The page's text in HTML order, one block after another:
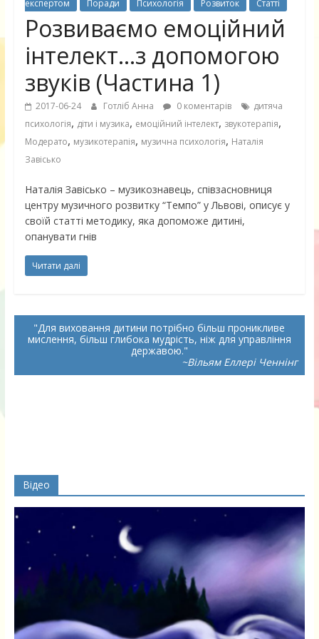
експертом
Поради Психологія Розвиток Статті
Розвиваємо емоційний
інтелект…з допомогою
звуків (Частина 1)
2017-06-24 Готліб Анна 0 коментарів
дитяча
психологія, діти і музика, емоційний інтелект, звукотерапія,
Модерато, музикотерапія, музична психологія, Наталія
Завісько
Наталія Завісько – музикознавець, співзасновниця
центру музичного розвитку “Темпо” у Львові, описує у
своїй статті методику, яка допоможе дитині,
опанувати гнів
Читати далі
Для виховання дитини потрібно більш проникливе
мислення, більш глибока мудрість, ніж для управління
державою.
~Вільям Еллері Ченнінг
Відео